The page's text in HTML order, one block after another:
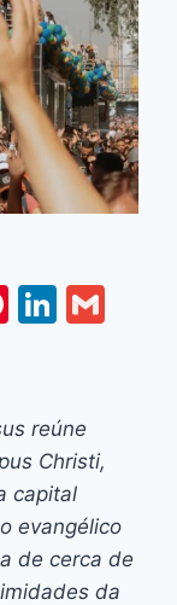
Pi
e
st
Li
e
dI
n
reúne
Christi,
capital
evangélico
de cerca de
da